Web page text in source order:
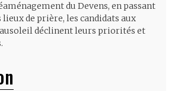
du Devens, en passant
de prière, les candidats aux
déclinent leurs priorités et